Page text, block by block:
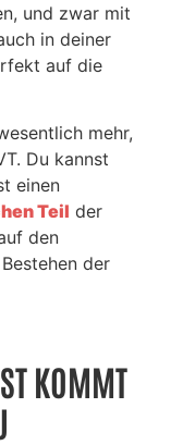
und zwar mit
in deiner
auf die
mehr,
Du kannst
einen
Teil der
den
der
KOMMT